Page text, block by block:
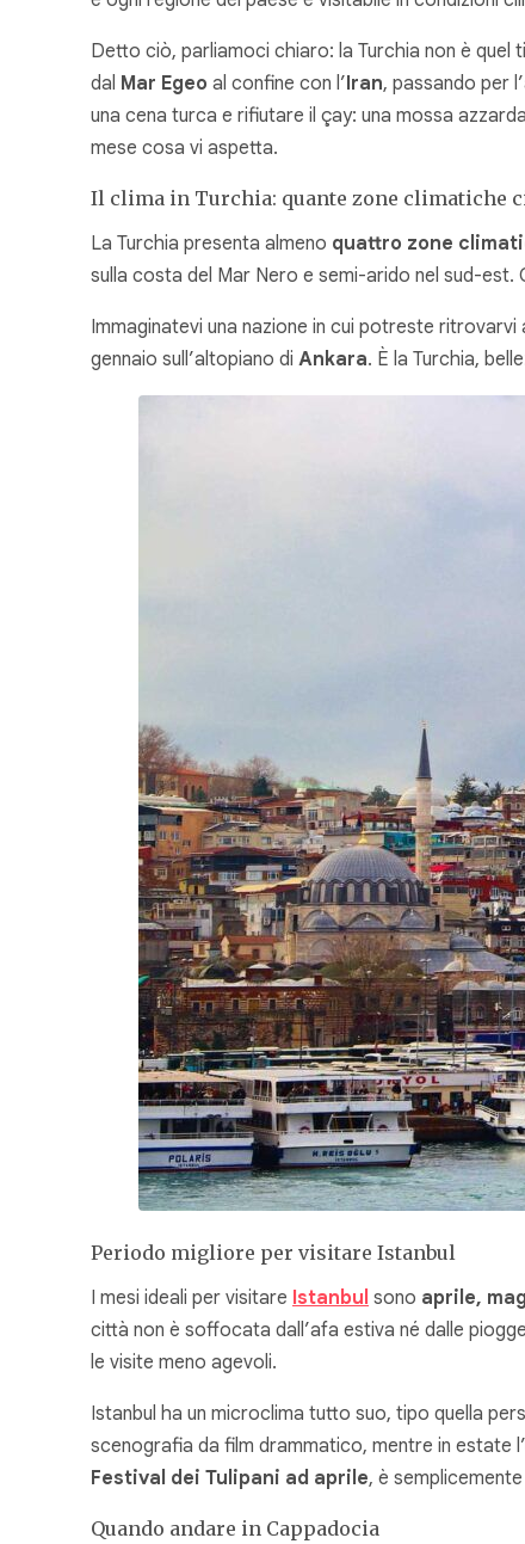
Detto ciò, parliamoci chiaro: la Turchia non è
dal Mar Egeo al confine con l’Iran, passando per
una cena turca e rifiutare il çay: una mossa
mese cosa vi aspetta.
Il clima in Turchia: quante zone climatiche
La Turchia presenta almeno quattro zone
sulla costa del Mar Nero e semi-arido nel sud-
Immaginatevi una nazione in cui potreste
gennaio sull’altopiano di Ankara. È la Turchia,
Periodo migliore per visitare Istanbul
I mesi ideali per visitare Istanbul sono aprile,
città non è soffocata dall’afa estiva né dalle
le visite meno agevoli.
Istanbul ha un microclima tutto suo, tipo quella
scenografia da film drammatico, mentre in estate
Festival dei Tulipani ad aprile, è
Quando andare in Cappadocia